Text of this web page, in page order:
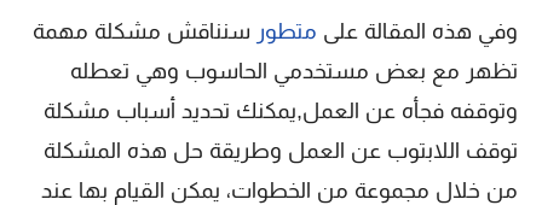
وفي هذه المقالة على متطور سنناقش مشكلة مهمة
تظهر مع بعض مستخدمي الحاسوب وهي تعطله
وتوقفه فجأه عن العمل,يمكنك تحديد أسباب مشكلة
توقف اللابتوب عن العمل وطريقة حل هذه المشكلة
من خلال مجموعة من الخطوات، يمكن القيام بها عند